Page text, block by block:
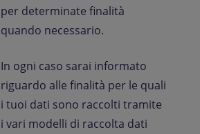
per determinate finalità
quando necessario.
In ogni caso sarai informato
riguardo alle finalità per le quali
i tuoi dati sono raccolti tramite
i vari modelli di raccolta dati